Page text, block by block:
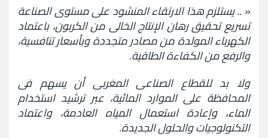
اشعارات
مركز
الإعلام
الإتصال
« ..يستلزم هذا الارتقاء المنشود على مستوى الصناعة
تسريع تحقيق رهان الإنتاج الخالي من الكربون، باعتماد
الكهرباء المولدة من مصادر متجددة وبأسعار تنافسية،
والرفع من الكفاءة الطاقية.
ولا بد للقطاع الصناعي المغربي أن يسهم في
المحافظة على الموارد المائية، عبر ترشيد استخدام
الماء، وإعادة استعمال المياه العادمة، واعتماد
التكنولوجيات والحلول الجديدة.